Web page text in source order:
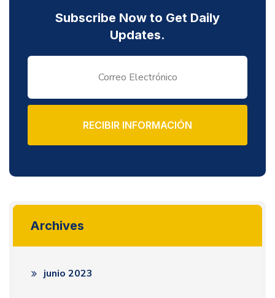
Subscribe Now to Get Daily
Updates.
RECIBIR INFORMACIÓN
Archives
junio 2023